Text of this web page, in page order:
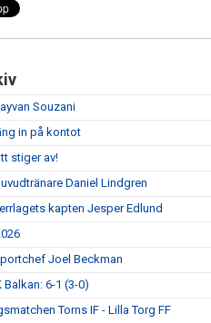
Souzani
in på kontot
stiger av!
Daniel Lindgren
kapten Jesper Edlund
Joel Beckman
Balkan: 6-1 (3-0)
Torns IF - Lilla Torg FF